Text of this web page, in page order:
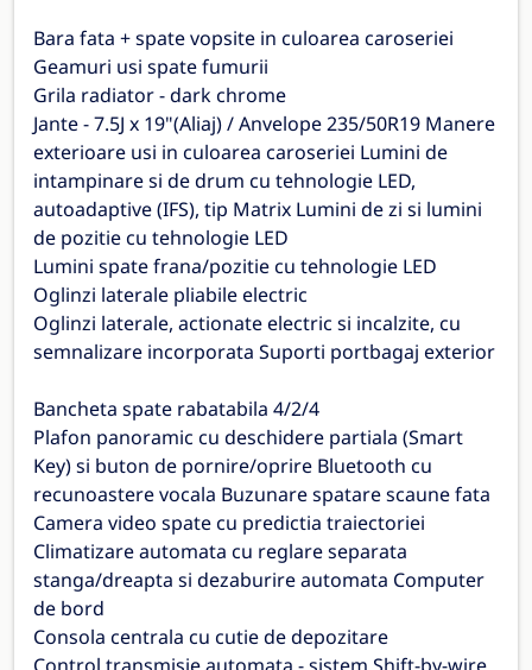
Bara fata + spate vopsite in culoarea caroseriei
Geamuri usi spate fumurii
Grila radiator - dark chrome
Jante - 7.5J x 19"(Aliaj) / Anvelope 235/50R19 Manere
exterioare usi in culoarea caroseriei Lumini de
intampinare si de drum cu tehnologie LED,
autoadaptive (IFS), tip Matrix Lumini de zi si lumini
de pozitie cu tehnologie LED
Lumini spate frana/pozitie cu tehnologie LED
Oglinzi laterale pliabile electric
Oglinzi laterale, actionate electric si incalzite, cu
semnalizare incorporata Suporti portbagaj exterior
Bancheta spate rabatabila 4/2/4
Plafon panoramic cu deschidere partiala (Smart
Key) si buton de pornire/oprire Bluetooth cu
recunoastere vocala Buzunare spatare scaune fata
Camera video spate cu predictia traiectoriei
Climatizare automata cu reglare separata
stanga/dreapta si dezaburire automata Computer
de bord
Consola centrala cu cutie de depozitare